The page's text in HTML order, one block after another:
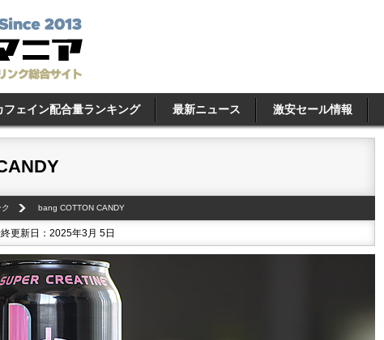
フェイン配合量ランキング 最新ニュース 激安セール情報
bang COTTON CANDY
更新日：2025年3月 5日